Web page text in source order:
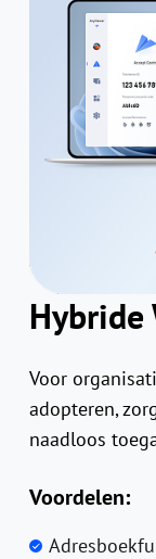
Hybride
Voor
adopteren,
naadloos
Voordelen: